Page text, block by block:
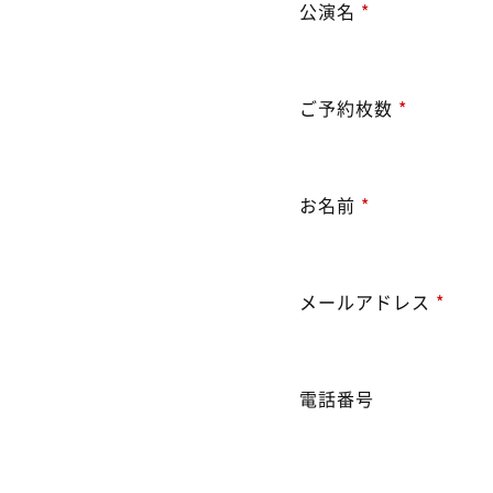
公演名 *
ご予約枚数 *
お名前 *
メールアドレス *
電話番号